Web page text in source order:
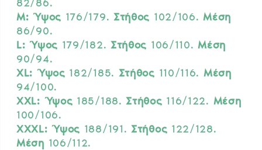
82/86.
M: Ύψος 176/179. Στήθος 102/106.Μέση
86/90.
L: Ύψος 179/182. Στήθος 106/110.Μέση
90/94.
XL: Ύψος 182/185. Στήθος 110/116. Μέση
94/100.
XXL: Ύψος 185/188.Στήθος 116/122. Μέση
100/106.
XXXL: Ύψος 188/191.Στήθος 122/128.
Μέση 106/112.